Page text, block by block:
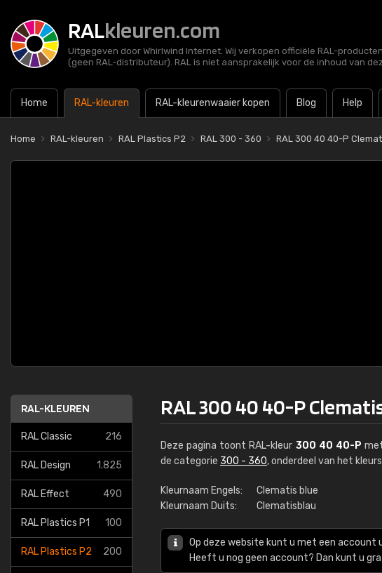
RALkleuren.com
Uitgegeven door Whirlwind Internet. Wij verkopen officiële RAL-producten
(geen RAL-distributeur). RAL is niet aansprakelijk voor de inhoud van
Home RAL-kleuren RAL-kleurenwaaier kopen Blog Help
Home RAL-kleuren RAL Plastics P2 RAL 300 - 360 RAL 300 40 40-P
RAL-KLEUREN
RAL Classic 216
RAL Design 1.825
RAL Effect 490
RAL Plastics P1 100
RAL Plastics P2 200
RAL 300 40 40-P
Deze pagina toont RAL-kleur 300 40 40-P
de categorie 300 - 360, onderdeel van het
Kleurnaam Engels:
Clematis blue
Kleurnaam Duits:
Clematisblau
Op deze website kunt u met een account
Heeft u nog geen account? Dan kunt u